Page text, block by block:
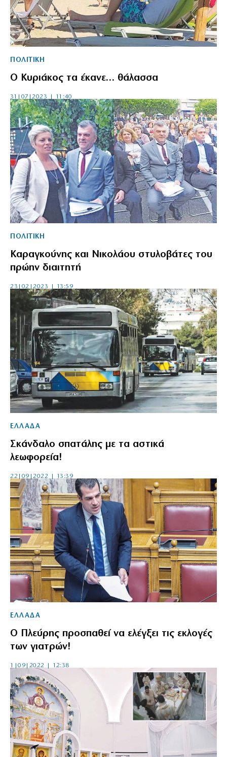
ΠΟΛΙΤΙΚΗ
Ο Κυριάκος τα έκανε… θάλασσα
31|07|2023 | 11:40
ΠΟΛΙΤΙΚΗ
Καραγκούνης και Νικολάου στυλοβάτες του
πρώην διαιτητή
23|02|2023 | 13:59
ΕΛΛΑΔΑ
Σκάνδαλο σπατάλης με τα αστικά
λεωφορεία!
22|09|2022 | 13:39
ΕΛΛΑΔΑ
O Πλεύρης προσπαθεί να ελέγξει τις εκλογές
των γιατρών!
1|09|2022 | 12:38